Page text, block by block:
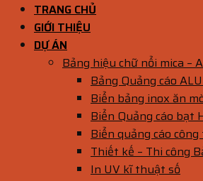
TRANG CHỦ
GIỚI THIỆU
DỰ ÁN
Bảng hiệu chữ nổi mica –
Bảng Quảng cáo
Biển bảng inox ăn
Biển Quảng cáo bạt
Biển quảng cáo
Thiết kế – Thi công
In UV kĩ thuật số